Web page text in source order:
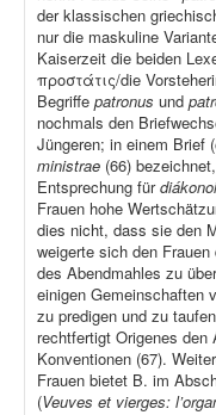
der klassischen
nur die maskuline
Kaiserzeit die beiden
προστάτις/die
Begriffe patronus und
nochmals den
Jüngeren; in einem Brief
ministrae (66)
Entsprechung für
Frauen hohe
dies nicht, dass sie den
weigerte sich den
des Abendmahles zu
einigen Gemeinschaften
zu predigen und zu
rechtfertigt Origenes
Konventionen (67).
Frauen bietet B. im
(Veuves et vierges: